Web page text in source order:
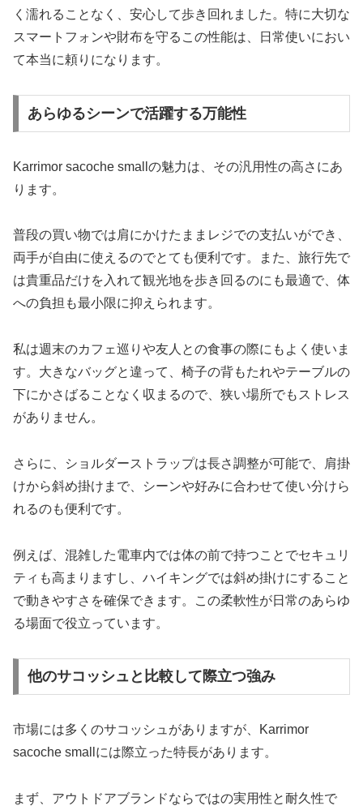
く濡れることなく、安心して歩き回れました。特に大切な
スマートフォンや財布を守るこの性能は、日常使いにおい
て本当に頼りになります。
あらゆるシーンで活躍する万能性
Karrimor sacoche smallの魅力は、その汎用性の高さにあ
ります。
普段の買い物では肩にかけたままレジでの支払いができ、
両手が自由に使えるのでとても便利です。また、旅行先で
は貴重品だけを入れて観光地を歩き回るのにも最適で、体
への負担も最小限に抑えられます。
私は週末のカフェ巡りや友人との食事の際にもよく使いま
す。大きなバッグと違って、椅子の背もたれやテーブルの
下にかさばることなく収まるので、狭い場所でもストレス
がありません。
さらに、ショルダーストラップは長さ調整が可能で、肩掛
けから斜め掛けまで、シーンや好みに合わせて使い分けら
れるのも便利です。
例えば、混雑した電車内では体の前で持つことでセキュリ
ティも高まりますし、ハイキングでは斜め掛けにすること
で動きやすさを確保できます。この柔軟性が日常のあらゆ
る場面で役立っています。
他のサコッシュと比較して際立つ強み
市場には多くのサコッシュがありますが、Karrimor
sacoche smallには際立った特長があります。
まず、アウトドアブランドならではの実用性と耐久性で